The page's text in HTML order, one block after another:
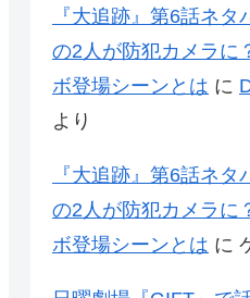
『大追跡』第6話ネタ
の2人が防犯カメラに
ボ登場シーンとは に
より
『大追跡』第6話ネタ
の2人が防犯カメラに
ボ登場シーンとは に